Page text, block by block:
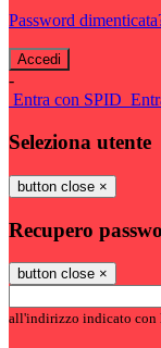
Password
-
Entra con SPID
Seleziona utente
button close ×
Recupero
button close ×
all'indirizzo indicato con